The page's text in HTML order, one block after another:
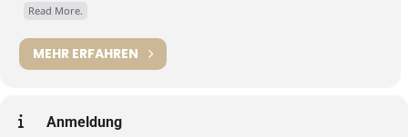
Read More.
MEHR ERFAHREN
Anmeldung